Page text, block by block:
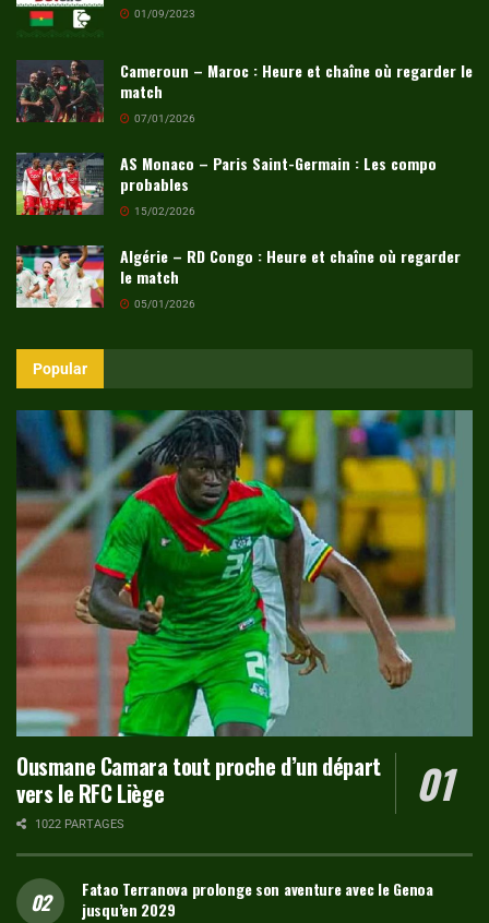
01/09/2023
Cameroun – Maroc : Heure et chaîne où regarder le
match
07/01/2026
AS Monaco – Paris Saint-Germain : Les compo
probables
15/02/2026
Algérie – RD Congo : Heure et chaîne où regarder
le match
05/01/2026
Popular
Ousmane Camara tout proche d’un départ
vers le RFC Liège
1022 PARTAGES
Fatao Terranova prolonge son aventure avec le Genoa
jusqu’en 2029